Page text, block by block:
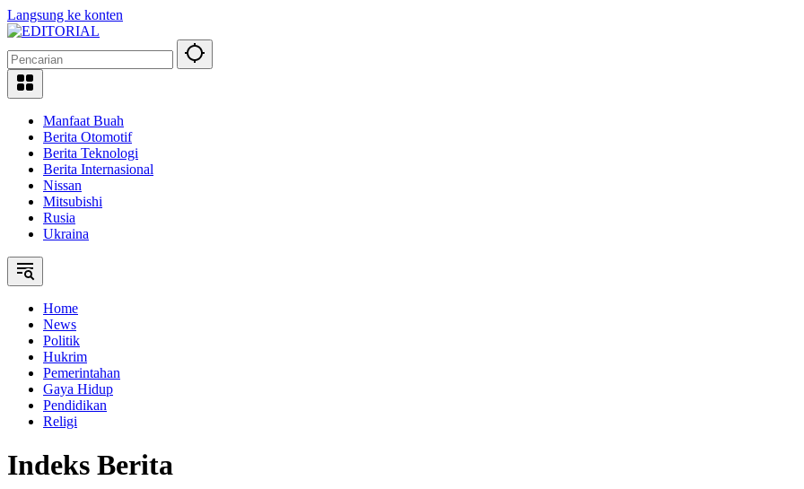
Langsung ke konten
Manfaat Buah
Berita Otomotif
Berita Teknologi
Berita Internasional
Nissan
Mitsubishi
Rusia
Ukraina
Home
News
Politik
Hukrim
Pemerintahan
Gaya Hidup
Pendidikan
Religi
Indeks Berita